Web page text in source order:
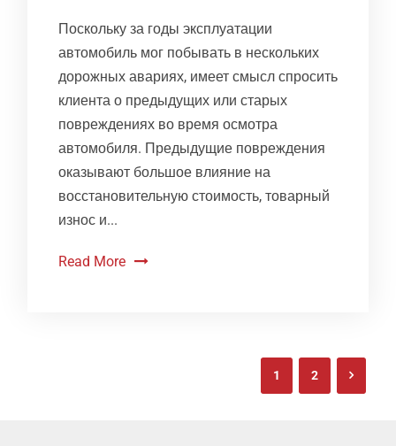
Поскольку за годы эксплуатации
автомобиль мог побывать в нескольких
дорожных авариях, имеет смысл спросить
клиента о предыдущих или старых
повреждениях во время осмотра
автомобиля. Предыдущие повреждения
оказывают большое влияние на
восстановительную стоимость, товарный
износ и...
Read More
1 2